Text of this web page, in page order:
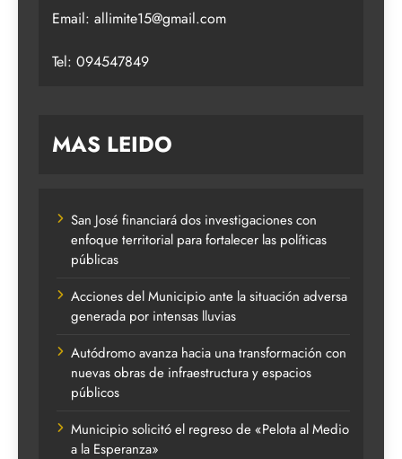
Email: allimite15@gmail.com
Tel: 094547849
MAS LEIDO
San José financiará dos investigaciones con
enfoque territorial para fortalecer las políticas
públicas
Acciones del Municipio ante la situación adversa
generada por intensas lluvias
Autódromo avanza hacia una transformación con
nuevas obras de infraestructura y espacios
públicos
Municipio solicitó el regreso de «Pelota al Medio
a la Esperanza»